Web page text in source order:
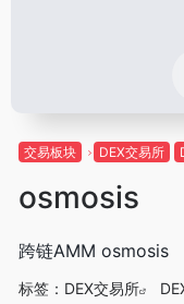
交易板块 DEX交易所
osmosis
跨链AMM osmosis
标签： DEX交易所